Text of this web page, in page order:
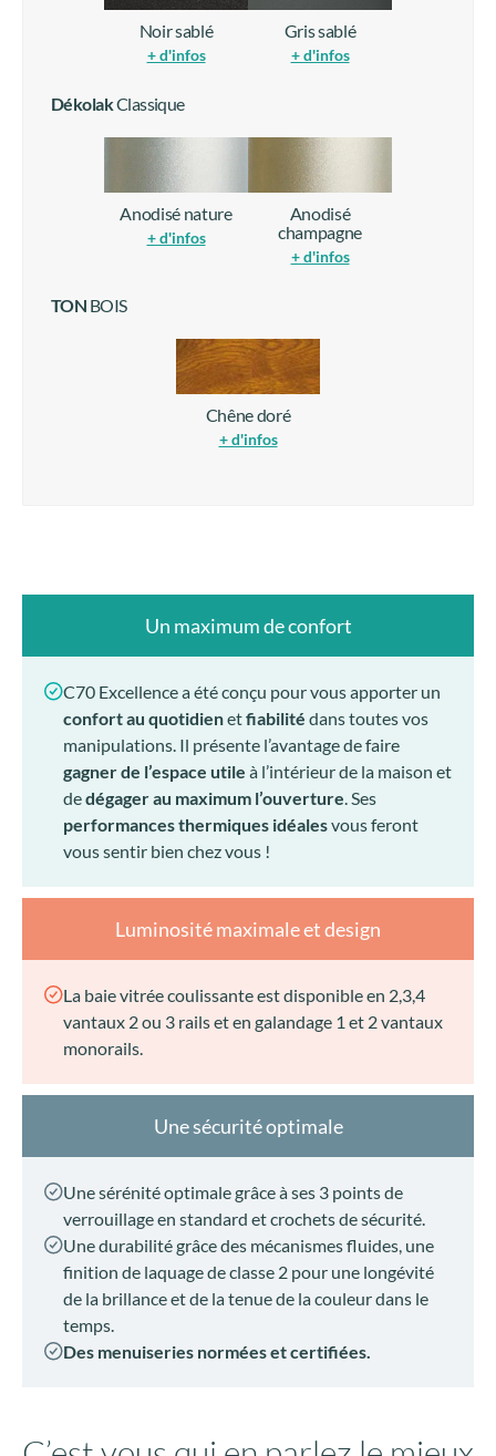
Noir sablé
+ d'infos
Gris sablé
+ d'infos
DékolakClassique
Anodisé nature
+ d'infos
Anodisé
champagne
+ d'infos
TON BOIS
Chêne doré
+ d'infos
Un maximum de confort
C70 Excellence a été conçu pour vous apporter un
confort au quotidienetfiabilité dans toutes vos
manipulations. Il présente l’avantage de faire
gagner de l’espace utile à l’intérieur de la maison et
dedégager au maximum l’ouverture. Ses
performances thermiques idéalesvous feront
vous sentir bien chez vous !
Luminosité maximale et design
La baie vitrée coulissante est disponible en 2,3,4
vantaux 2 ou 3 rails et en galandage 1 et 2 vantaux
monorails.
Une sécurité optimale
Une sérénité optimale grâce à ses 3 points de
verrouillage en standard et crochets de sécurité.
Une durabilité grâce des mécanismes fluides, une
finition de laquage de classe 2 pour une longévité
de la brillance et de la tenue de la couleur dans le
temps.
Des menuiseries normées et certifiées.